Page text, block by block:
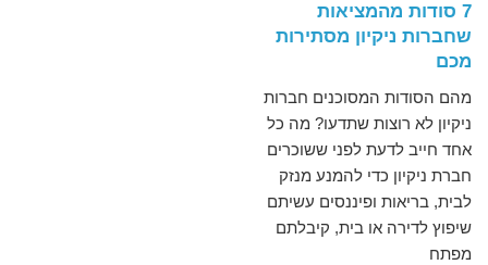
7 סודות מהמציאות
שחברות ניקיון מסתירות
מכם
מהם הסודות המסוכנים חברות
ניקיון לא רוצות שתדעו? מה כל
אחד חייב לדעת לפני ששוכרים
חברת ניקיון כדי להמנע מנזק
לבית, בריאות ופיננסים עשיתם
שיפוץ לדירה או בית, קיבלתם
מפתח